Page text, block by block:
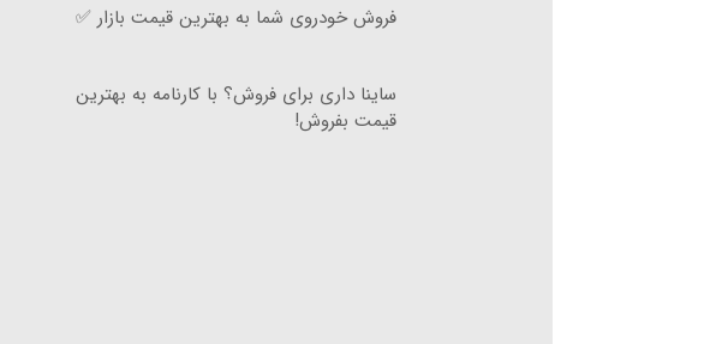
فروش خودروی شما به بهترین قیمت بازار ✅
ساینا داری برای فروش؟ با کارنامه به بهترین
قیمت بفروش!